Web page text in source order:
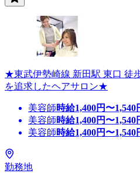
★東武伊勢崎線 新田駅 東口 徒
を追求したヘアサロン★
美容師時給1,400円〜1,540
美容師時給1,400円〜1,540
美容師時給1,400円〜1,540
勤務地